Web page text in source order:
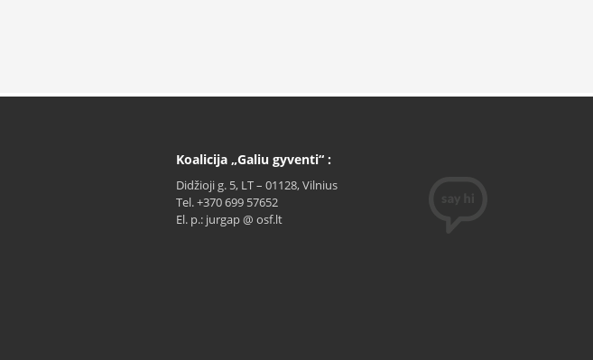
Koalicija „Galiu gyventi“ :
Didžioji g. 5, LT – 01128, Vilnius
Tel. +370 699 57652
El. p.: jurgap @ osf.lt